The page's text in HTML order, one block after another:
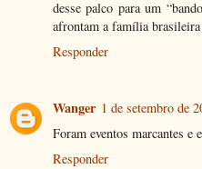
desse palco para um
afrontam a família
Responder
Wanger 1 de setembro de
Foram eventos marcantes e
Responder